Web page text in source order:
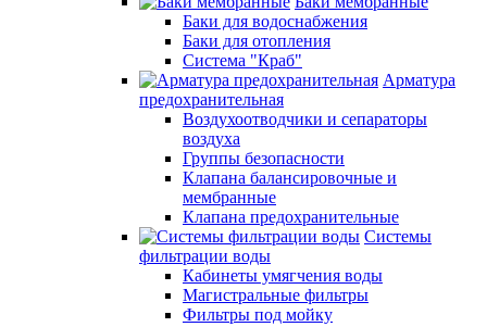
Баки для водоснабжения
Баки для отопления
Система "Краб"
Арматура
предохранительная
Воздухоотводчики и сепараторы
воздуха
Группы безопасности
Клапана балансировочные и
мембранные
Клапана предохранительные
Системы
фильтрации воды
Кабинеты умягчения воды
Магистральные фильтры
Фильтры под мойку